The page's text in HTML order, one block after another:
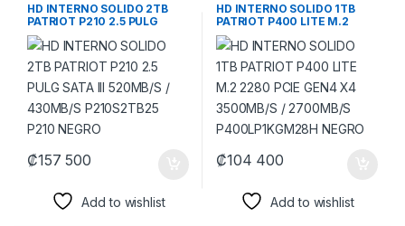
HD INTERNO SOLIDO 2TB
PATRIOT P210 2.5 PULG
SATA III 520MB/S / 430MB/S
P210S2TB25 P210 NEGRO
₡157 500
Add to wishlist
HD INTERNO SOLIDO 1TB
PATRIOT P400 LITE M.2
2280 PCIE GEN4 X4
3500MB/S / 2700MB/S
P400LP1KGM28H NEGRO
₡104 400
Add to wishlist